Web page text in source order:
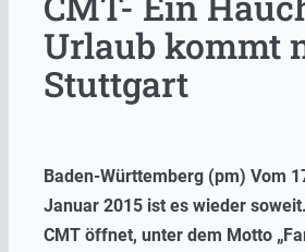
Urlaub kommt
Stuttgart
Baden-Württemberg (pm) Vom
Januar 2015 ist es wieder
CMT öffnet, unter dem Motto